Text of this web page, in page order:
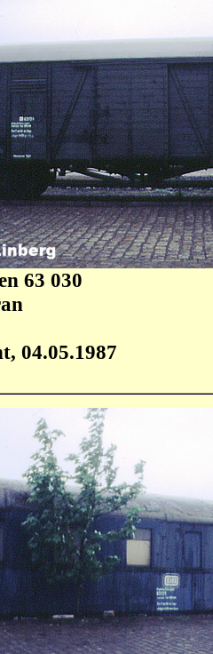
63 030
04.05.1987